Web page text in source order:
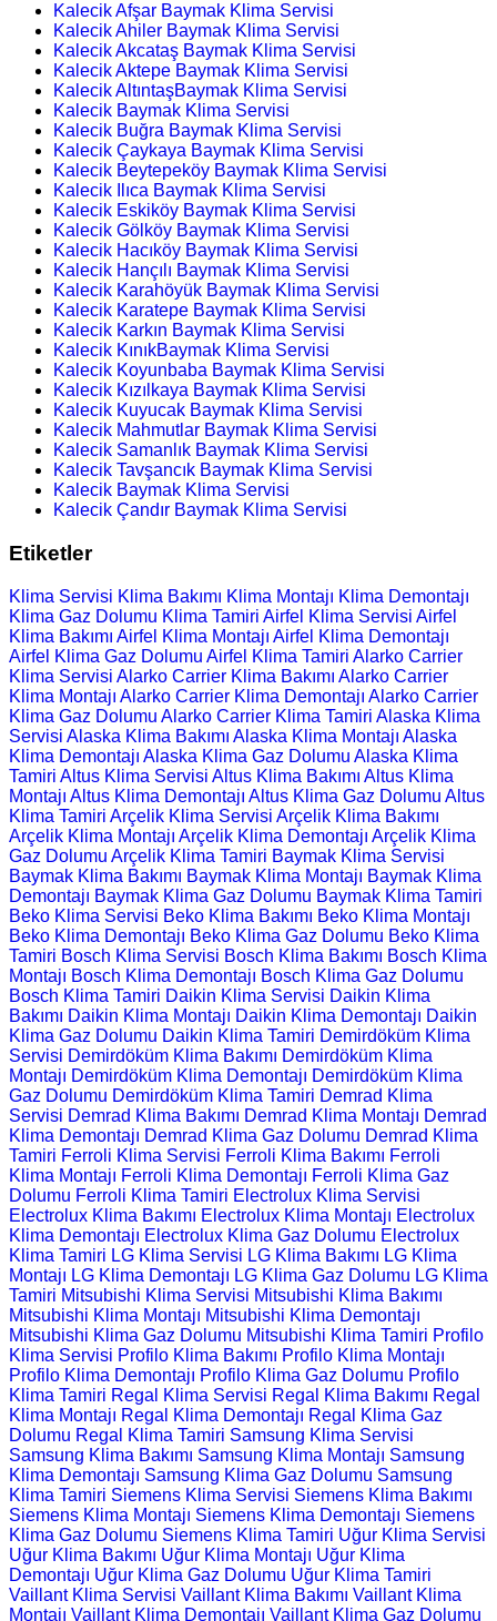
Kalecik Afşar Baymak Klima Servisi
Kalecik Ahiler Baymak Klima Servisi
Kalecik Akcataş Baymak Klima Servisi
Kalecik Aktepe Baymak Klima Servisi
Kalecik AltıntaşBaymak Klima Servisi
Kalecik Baymak Klima Servisi
Kalecik Buğra Baymak Klima Servisi
Kalecik Çaykaya Baymak Klima Servisi
Kalecik Beytepeköy Baymak Klima Servisi
Kalecik Ilıca Baymak Klima Servisi
Kalecik Eskiköy Baymak Klima Servisi
Kalecik Gölköy Baymak Klima Servisi
Kalecik Hacıköy Baymak Klima Servisi
Kalecik Hançılı Baymak Klima Servisi
Kalecik Karahöyük Baymak Klima Servisi
Kalecik Karatepe Baymak Klima Servisi
Kalecik Karkın Baymak Klima Servisi
Kalecik KınıkBaymak Klima Servisi
Kalecik Koyunbaba Baymak Klima Servisi
Kalecik Kızılkaya Baymak Klima Servisi
Kalecik Kuyucak Baymak Klima Servisi
Kalecik Mahmutlar Baymak Klima Servisi
Kalecik Samanlık Baymak Klima Servisi
Kalecik Tavşancık Baymak Klima Servisi
Kalecik Baymak Klima Servisi
Kalecik Çandır Baymak Klima Servisi
Etiketler
Klima Servisi Klima Bakımı Klima Montajı Klima Demontajı
Klima Gaz Dolumu Klima Tamiri Airfel Klima Servisi Airfel
Klima Bakımı Airfel Klima Montajı Airfel Klima Demontajı
Airfel Klima Gaz Dolumu Airfel Klima Tamiri Alarko Carrier
Klima Servisi Alarko Carrier Klima Bakımı Alarko Carrier
Klima Montajı Alarko Carrier Klima Demontajı Alarko Carrier
Klima Gaz Dolumu Alarko Carrier Klima Tamiri Alaska Klima
Servisi Alaska Klima Bakımı Alaska Klima Montajı Alaska
Klima Demontajı Alaska Klima Gaz Dolumu Alaska Klima
Tamiri Altus Klima Servisi Altus Klima Bakımı Altus Klima
Montajı Altus Klima Demontajı Altus Klima Gaz Dolumu Altus
Klima Tamiri Arçelik Klima Servisi Arçelik Klima Bakımı
Arçelik Klima Montajı Arçelik Klima Demontajı Arçelik Klima
Gaz Dolumu Arçelik Klima Tamiri Baymak Klima Servisi
Baymak Klima Bakımı Baymak Klima Montajı Baymak Klima
Demontajı Baymak Klima Gaz Dolumu Baymak Klima Tamiri
Beko Klima Servisi Beko Klima Bakımı Beko Klima Montajı
Beko Klima Demontajı Beko Klima Gaz Dolumu Beko Klima
Tamiri Bosch Klima Servisi Bosch Klima Bakımı Bosch Klima
Montajı Bosch Klima Demontajı Bosch Klima Gaz Dolumu
Bosch Klima Tamiri Daikin Klima Servisi Daikin Klima
Bakımı Daikin Klima Montajı Daikin Klima Demontajı Daikin
Klima Gaz Dolumu Daikin Klima Tamiri Demirdöküm Klima
Servisi Demirdöküm Klima Bakımı Demirdöküm Klima
Montajı Demirdöküm Klima Demontajı Demirdöküm Klima
Gaz Dolumu Demirdöküm Klima Tamiri Demrad Klima
Servisi Demrad Klima Bakımı Demrad Klima Montajı Demrad
Klima Demontajı Demrad Klima Gaz Dolumu Demrad Klima
Tamiri Ferroli Klima Servisi Ferroli Klima Bakımı Ferroli
Klima Montajı Ferroli Klima Demontajı Ferroli Klima Gaz
Dolumu Ferroli Klima Tamiri Electrolux Klima Servisi
Electrolux Klima Bakımı Electrolux Klima Montajı Electrolux
Klima Demontajı Electrolux Klima Gaz Dolumu Electrolux
Klima Tamiri LG Klima Servisi LG Klima Bakımı LG Klima
Montajı LG Klima Demontajı LG Klima Gaz Dolumu LG Klima
Tamiri Mitsubishi Klima Servisi Mitsubishi Klima Bakımı
Mitsubishi Klima Montajı Mitsubishi Klima Demontajı
Mitsubishi Klima Gaz Dolumu Mitsubishi Klima Tamiri Profilo
Klima Servisi Profilo Klima Bakımı Profilo Klima Montajı
Profilo Klima Demontajı Profilo Klima Gaz Dolumu Profilo
Klima Tamiri Regal Klima Servisi Regal Klima Bakımı Regal
Klima Montajı Regal Klima Demontajı Regal Klima Gaz
Dolumu Regal Klima Tamiri Samsung Klima Servisi
Samsung Klima Bakımı Samsung Klima Montajı Samsung
Klima Demontajı Samsung Klima Gaz Dolumu Samsung
Klima Tamiri Siemens Klima Servisi Siemens Klima Bakımı
Siemens Klima Montajı Siemens Klima Demontajı Siemens
Klima Gaz Dolumu Siemens Klima Tamiri Uğur Klima Servisi
Uğur Klima Bakımı Uğur Klima Montajı Uğur Klima
Demontajı Uğur Klima Gaz Dolumu Uğur Klima Tamiri
Vaillant Klima Servisi Vaillant Klima Bakımı Vaillant Klima
Montajı Vaillant Klima Demontajı Vaillant Klima Gaz Dolumu